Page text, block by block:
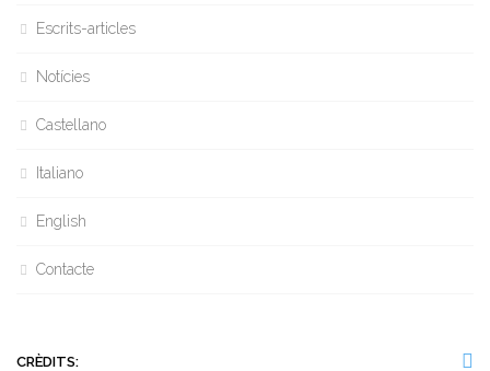
Escrits-articles
Notícies
Castellano
Italiano
English
Contacte
CRÈDITS: